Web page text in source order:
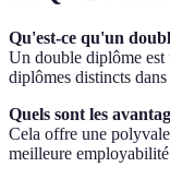
Qu'est-ce qu'un
Un double diplôme
diplômes distincts
Quels sont les
Cela offre une
meilleure